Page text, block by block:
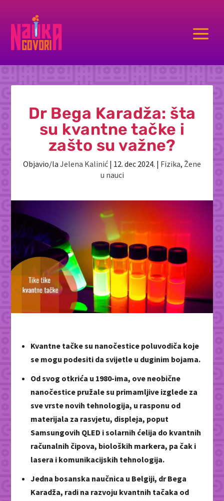
a
Dr Bega Karadža: šta
su kvantne tačke i
zašto su važne?
Objavio/la Jelena Kalinić | 12. dec 2024. | Fizika, Žene
u nauci
Kvantne tačke su nanočestice poluvodiča koje
se mogu podesiti da svijetle u duginim bojama.
Od svog otkrića u 1980-ima, ove neobične
nanočestice pružale su primamljive izglede za
sve vrste novih tehnologija, u rasponu od
materijala za rasvjetu, displeja, poput
Samsungovih QLED i solarnih ćelija do kvantnih
računalnih čipova, bioloških markera, pa čak i
lasera i komunikacijskih tehnologija.
Jedna bosanska naučnica u Belgiji, dr Bega
Karadža, radi na razvoju kvantnih tačaka od